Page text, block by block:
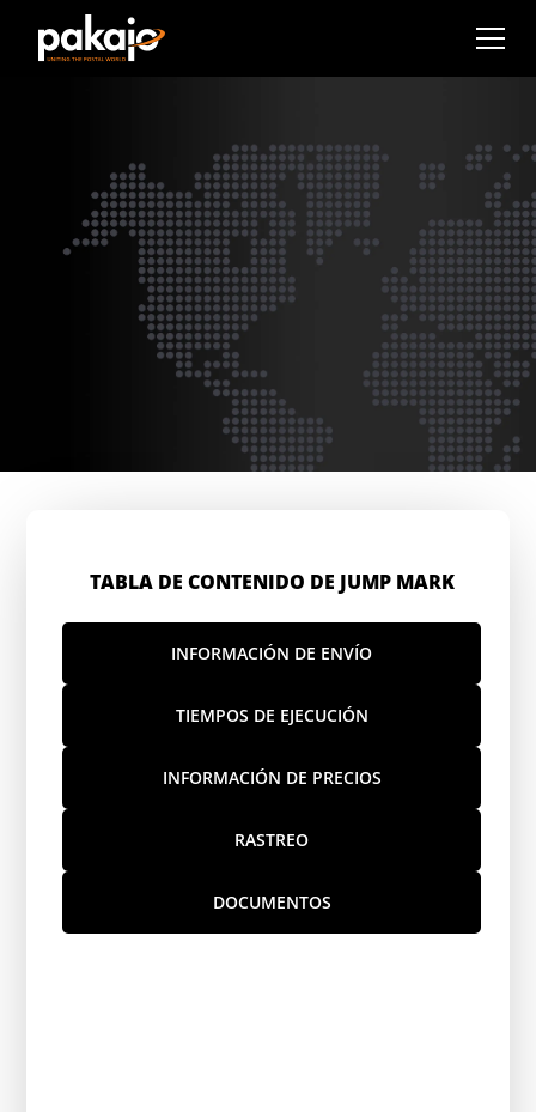
TABLA DE CONTENIDO DE JUMP MARK
INFORMACIÓN DE ENVÍO
TIEMPOS DE EJECUCIÓN
INFORMACIÓN DE PRECIOS
RASTREO
DOCUMENTOS